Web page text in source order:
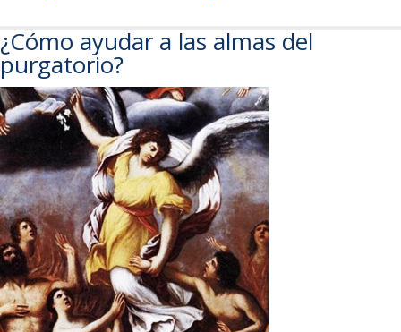
¿Cómo ayudar a las almas del
purgatorio?